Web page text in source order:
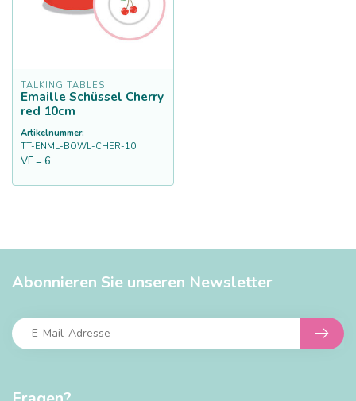
TALKING TABLES
Emaille Schüssel Cherry
red 10cm
Artikelnummer:
TT-ENML-BOWL-CHER-10
VE = 6
Abonnieren Sie unseren Newsletter